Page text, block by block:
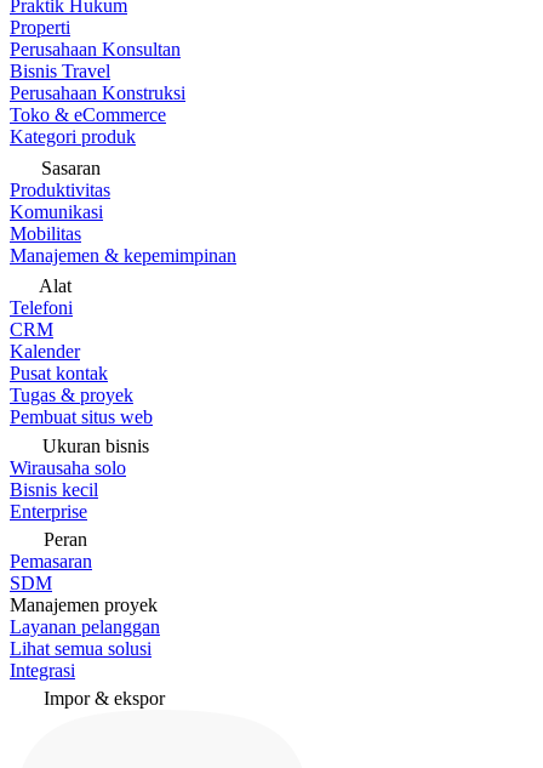
Praktik Hukum
Properti
Perusahaan Konsultan
Bisnis Travel
Perusahaan Konstruksi
Toko & eCommerce
Kategori produk
Sasaran
Produktivitas
Komunikasi
Mobilitas
Manajemen & kepemimpinan
Alat
Telefoni
CRM
Kalender
Pusat kontak
Tugas & proyek
Pembuat situs web
Ukuran bisnis
Wirausaha solo
Bisnis kecil
Enterprise
Peran
Pemasaran
SDM
Manajemen proyek
Layanan pelanggan
Lihat semua solusi
Integrasi
Impor & ekspor